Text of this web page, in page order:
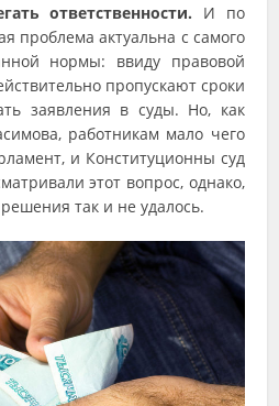
ответственности. И по
проблема актуальна с самого
нормы: ввиду правовой
пропускают сроки
заявления в суды. Но, как
работникам мало чего
и Конституционны суд
этот вопрос, однако,
так и не удалось.